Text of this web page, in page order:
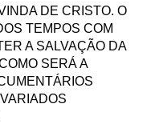
DE CRISTO. O
TEMPOS COM
A SALVAÇÃO DA
SERÁ A